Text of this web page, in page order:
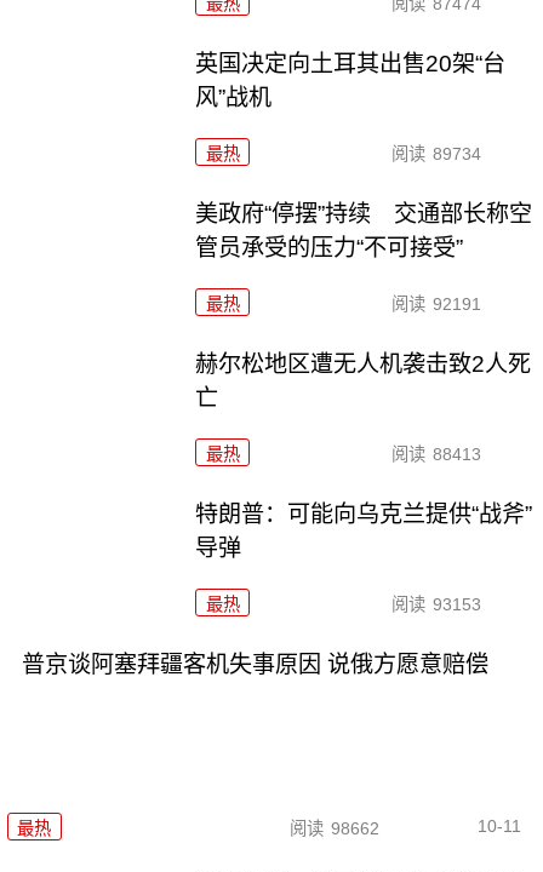
英国决定向土耳其出售20架“台
风”战机
最热 阅读 89734
美政府“停摆”持续 交通部长称空
管员承受的压力“不可接受”
最热 阅读 92191
赫尔松地区遭无人机袭击致2人死
亡
最热 阅读 88413
特朗普：可能向乌克兰提供“战斧”
导弹
最热 阅读 93153
普京谈阿塞拜疆客机失事原因 说俄方愿意赔偿
最热 阅读 98662 10-11